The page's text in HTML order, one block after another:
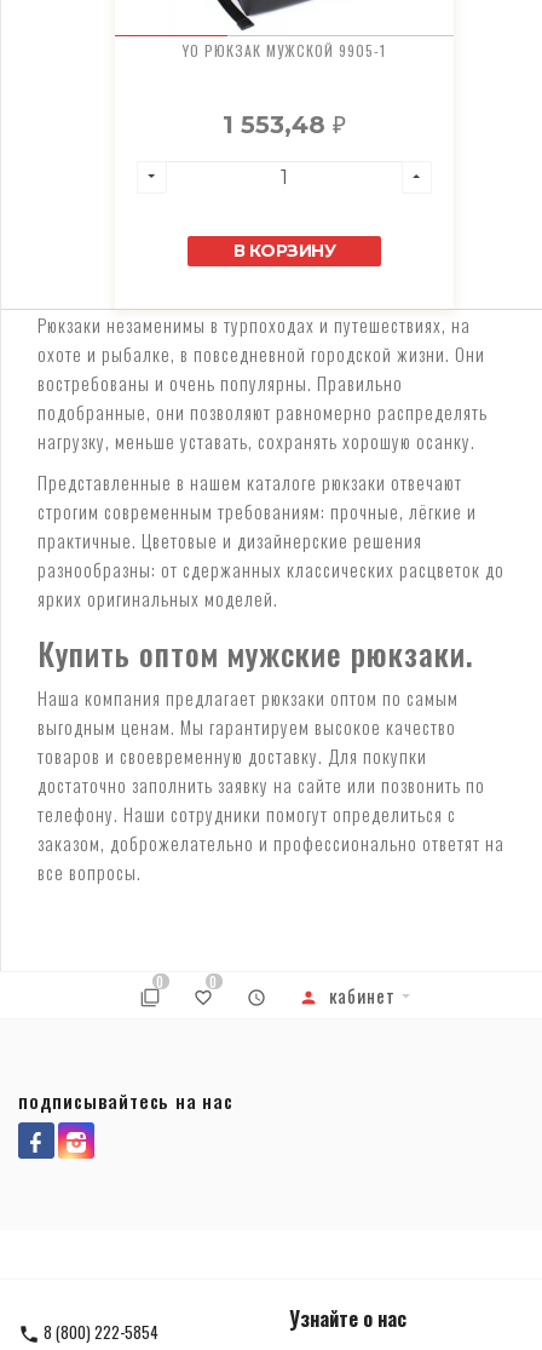
YO РЮКЗАК МУЖСКОЙ 9905-1
1 553,48 ₽
В КОРЗИНУ
Рюкзаки незаменимы в турпоходах и путешествиях, на
охоте и рыбалке, в повседневной городской жизни. Они
востребованы и очень популярны. Правильно
подобранные, они позволяют равномерно распределять
нагрузку, меньше уставать, сохранять хорошую осанку.
Представленные в нашем каталоге рюкзаки отвечают
строгим современным требованиям: прочные, лёгкие и
практичные. Цветовые и дизайнерские решения
разнообразны: от сдержанных классических расцветок до
ярких оригинальных моделей.
Купить оптом мужские рюкзаки.
Наша компания предлагает рюкзаки оптом по самым
выгодным ценам. Мы гарантируем высокое качество
товаров и своевременную доставку. Для покупки
достаточно заполнить заявку на сайте или позвонить по
телефону. Наши сотрудники помогут определиться с
заказом, доброжелательно и профессионально ответят на
все вопросы.
0 0 кабинет
подписывайтесь на нас
8 (800) 222-5854 Узнайте о нас